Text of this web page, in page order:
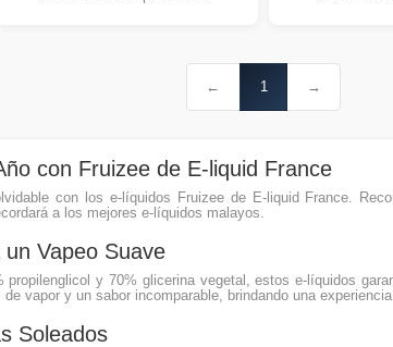
← 1 →
con Fruizee de E-liquid France
con los e-líquidos Fruizee de E-liquid France.
a los mejores e-líquidos malayos.
Vapeo Suave
y 70% glicerina vegetal, estos e-líquidos
vapor y un sabor incomparable, brindando una
Soleados